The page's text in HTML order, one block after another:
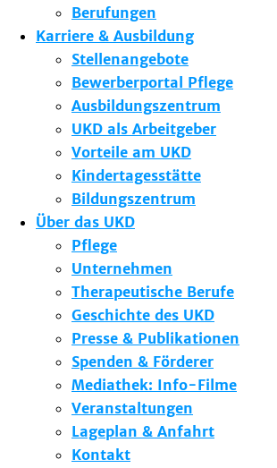
Berufungen
Karriere & Ausbildung
Stellenangebote
Bewerberportal Pflege
Ausbildungszentrum
UKD als Arbeitgeber
Vorteile am UKD
Kindertagesstätte
Bildungszentrum
Über das UKD
Pflege
Unternehmen
Therapeutische Berufe
Geschichte des UKD
Presse & Publikationen
Spenden & Förderer
Mediathek: Info-Filme
Veranstaltungen
Lageplan & Anfahrt
Kontakt